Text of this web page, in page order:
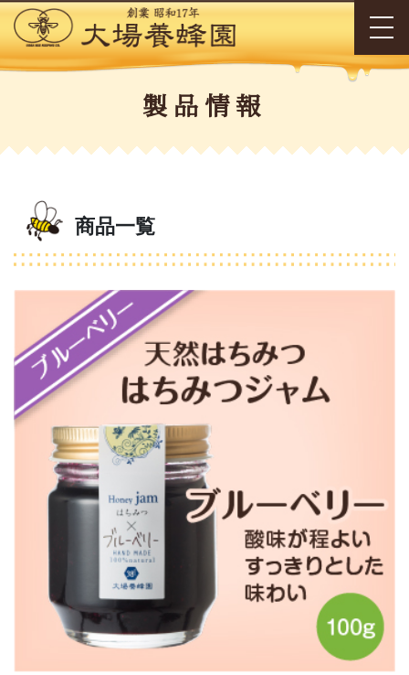
製品情報
商品一覧